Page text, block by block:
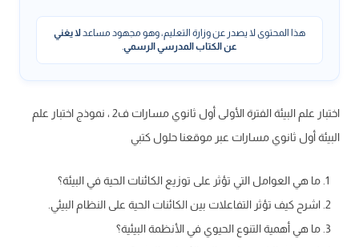
هذا المحتوى لا يصدر عن وزارة التعليم، وهو مجهود مساعدلا يغني
عن الكتاب المدرسي الرسمي.
اختبار علم البيئة الفترة الأولى أول ثانوي مسارات ف2 ، نموذج اختبار علم
البيئة أول ثانوي مسارات عبر موقعنا حلول كتبي
ما هي العوامل التي تؤثر على توزيع الكائنات الحية في البيئة؟
اشرح كيف تؤثر التفاعلات بين الكائنات الحية على النظام البيئي.
ما هي أهمية التنوع الحيوي في الأنظمة البيئية؟